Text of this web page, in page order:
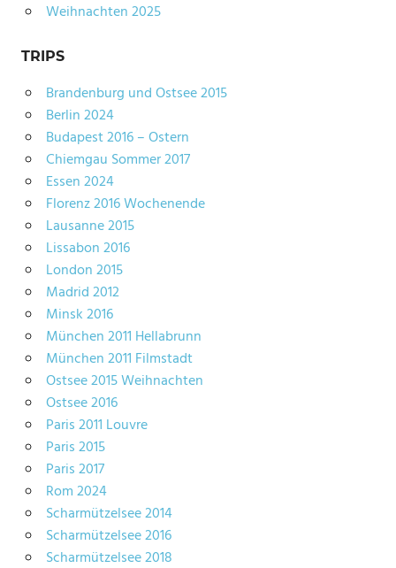
Weihnachten 2025
TRIPS
Brandenburg und Ostsee 2015
Berlin 2024
Budapest 2016 – Ostern
Chiemgau Sommer 2017
Essen 2024
Florenz 2016 Wochenende
Lausanne 2015
Lissabon 2016
London 2015
Madrid 2012
Minsk 2016
München 2011 Hellabrunn
München 2011 Filmstadt
Ostsee 2015 Weihnachten
Ostsee 2016
Paris 2011 Louvre
Paris 2015
Paris 2017
Rom 2024
Scharmützelsee 2014
Scharmützelsee 2016
Scharmützelsee 2018